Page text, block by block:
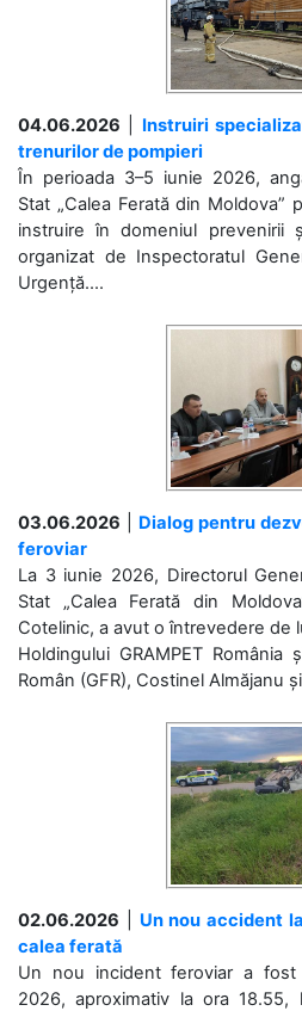
04.06.2026
Instruiri
trenurilor de pompieri
În perioada 3–5 iunie 2026,
Stat „Calea Ferată din Moldova”
instruire în domeniul prevenirii
organizat de Inspectoratul
Urgență....
03.06.2026
Dialog pentru
feroviar
La 3 iunie 2026, Directorul
Stat „Calea Ferată din
Cotelinic, a avut o întrevedere de
Holdingului GRAMPET România
Român (GFR), Costinel Almăjanu
02.06.2026
Un nou accident
calea ferată
Un nou incident feroviar a
2026, aproximativ la ora